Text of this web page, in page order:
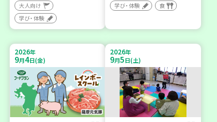
大人向け
学び・体験
学び・体験 食
2026年
9月4日(金)
2026年
9月5日(土)